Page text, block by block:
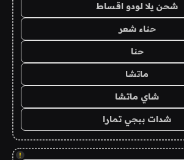
شحن يلا لودو اقساط
حناء شعر
حنا
ماتشا
شاي ماتشا
شدات ببجي تمارا
!